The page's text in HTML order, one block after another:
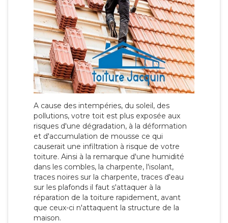
A cause des intempéries, du soleil, des
pollutions, votre toit est plus exposée aux
risques d'une dégradation, à la déformation
et d'accumulation de mousse ce qui
causerait une infiltration à risque de votre
toiture. Ainsi à la remarque d'une humidité
dans les combles, la charpente, l'isolant,
traces noires sur la charpente, traces d'eau
sur les plafonds il faut s'attaquer à la
réparation de la toiture rapidement, avant
que ceux-ci n'attaquent la structure de la
maison.